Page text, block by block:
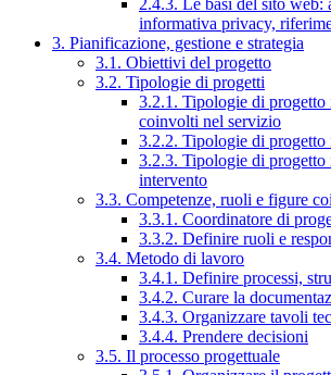
2.4.3. Le basi del sito web:
informativa privacy,
3. Pianificazione, gestione e strategia
3.1. Obiettivi del progetto
3.2. Tipologie di progetti
3.2.1. Tipologie di progetto
coinvolti nel servizio
3.2.2. Tipologie di progetto
3.2.3. Tipologie di progetto
intervento
3.3. Competenze, ruoli e figure
3.3.1. Coordinatore di
3.3.2. Definire ruoli e
3.4. Metodo di lavoro
3.4.1. Definire processi,
3.4.2. Curare la
3.4.3. Organizzare tavoli
3.4.4. Prendere decisioni
3.5. Il processo progettuale